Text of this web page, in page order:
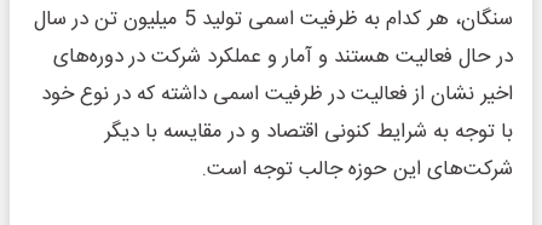
سنگان، هر کدام به ظرفیت اسمی‌ تولید 5 میلیون تن در سال
در حال فعالیت هستند و آمار و عملکرد شرکت در دوره‌های
اخیر نشان از فعالیت در ظرفیت اسمی ‌داشته که در نوع خود
با توجه به شرایط کنونی اقتصاد و در مقایسه با دیگر
شرکت‌های این حوزه جالب توجه است.